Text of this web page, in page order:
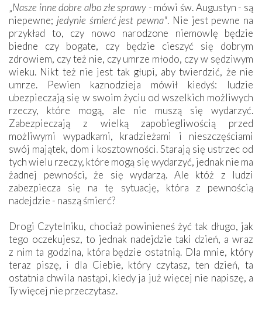
„Nasze inne dobre albo złe sprawy- mówi św. Augustyn - są
niepewne; jedynie śmierć jest pewna". Nie jest pewne na
przykład to, czy nowo narodzone niemowlę będzie
biedne czy bogate, czy będzie cieszyć się dobrym
zdrowiem, czy też nie, czy umrze młodo, czy w sędziwym
wieku. Nikt też nie jest tak głupi, aby twierdzić, że nie
umrze. Pewien kaznodzieja mówił kiedyś: ludzie
ubezpieczają się w swoim życiu od wszelkich możliwych
rzeczy, które mogą, ale nie muszą się wydarzyć.
Zabezpieczają z wielką zapobiegliwością przed
możliwymi wypadkami, kradzieżami i nieszczęściami
swój majątek, dom i kosztowności. Starają się ustrzec od
tych wielu rzeczy, które mogą się wydarzyć, jednak nie ma
żadnej pewności, że się wydarzą. Ale któż z ludzi
zabezpiecza się na tę sytuację, która z pewnością
nadejdzie - naszą śmierć?
Drogi Czytelniku, chociaż powinieneś żyć tak długo, jak
tego oczekujesz, to jednak nadejdzie taki dzień, a wraz
z nim ta godzina, która będzie ostatnią. Dla mnie, który
teraz piszę, i dla Ciebie, który czytasz, ten dzień, ta
ostatnia chwila nastąpi, kiedy ja już więcej nie napiszę, a
Ty więcej nie przeczytasz.